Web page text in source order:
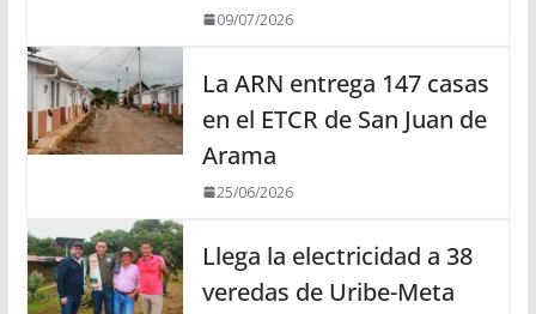
09/07/2026
La ARN entrega 147 casas
en el ETCR de San Juan de
Arama
25/06/2026
Llega la electricidad a 38
veredas de Uribe-Meta